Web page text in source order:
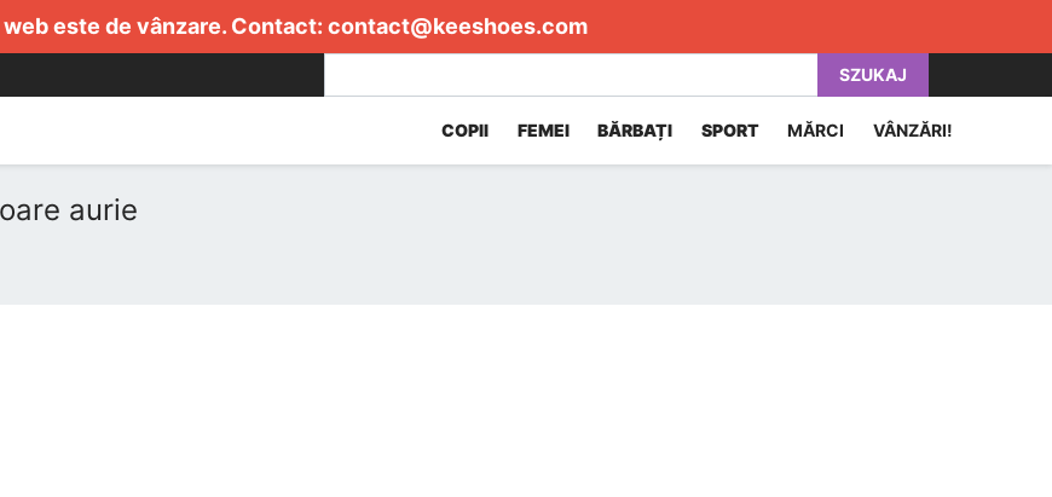
este de vânzare. Contact: contact@keeshoes.com
SZUKAJ
COPII FEMEI BĂRBAȚI SPORT MĂRCI VÂNZĂRI!
aurie